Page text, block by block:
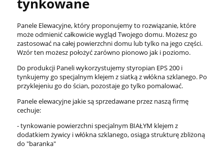
Panele Elewacyjne, który proponujemy to rozwiązanie, które
może odmienić całkowicie wygląd Twojego domu. Możesz go
zastosować na całej powierzchni domu lub tylko na jego części.
Wzór ten możesz położyć zarówno pionowo jak i poziomo.
Do produkcji Paneli wykorzystujemy styropian EPS 200 i
tynkujemy go specjalnym klejem z siatką z włókna szklanego. Po
przyklejeniu go do ścian, pozostaje go tylko pomalować.
Panele elewacyjne jakie są sprzedawane przez naszą firmę
cechuje:
- tynkowanie powierzchni specjalnym BIAŁYM klejem z
dodatkiem żywicy i włókna szklanego, osiąga strukturę zbliżoną
do "baranka"